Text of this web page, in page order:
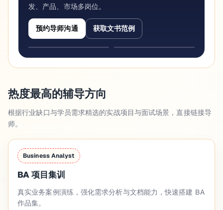
发、产品、市场多岗位。
预约导师沟通 获取文书范例
热度最高的辅导方向
根据行业缺口与学员需求精选的实战项目与面试场景，直接链接导
师。
Business Analyst
BA 项目集训
真实业务案例演练，强化需求分析与文档能力，快速搭建 BA
作品集。